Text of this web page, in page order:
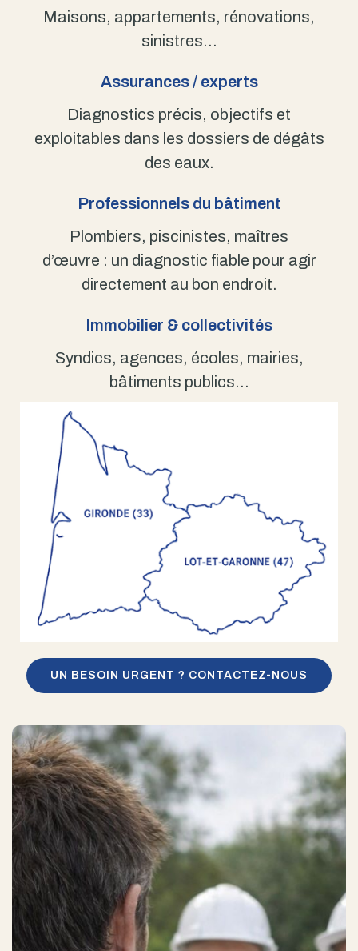
Maisons, appartements, rénovations,
sinistres…
Assurances / experts
Diagnostics précis, objectifs et
exploitables dans les dossiers de dégâts
des eaux.
Professionnels du bâtiment
Plombiers, piscinistes, maîtres
d’œuvre : un diagnostic fiable pour agir
directement au bon endroit.
Immobilier & collectivités
Syndics, agences, écoles, mairies,
bâtiments publics…
UN BESOIN URGENT ? CONTACTEZ-NOUS